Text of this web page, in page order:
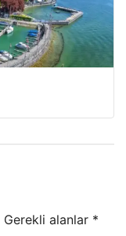
Gerekli alanlar *